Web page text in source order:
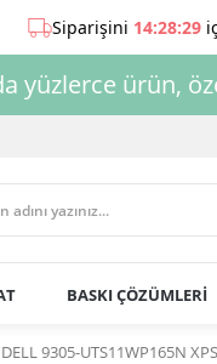
yüzlerce ürün,
BASKI ÇÖZÜMLERİ
DELL 9305-UTS11WP165N